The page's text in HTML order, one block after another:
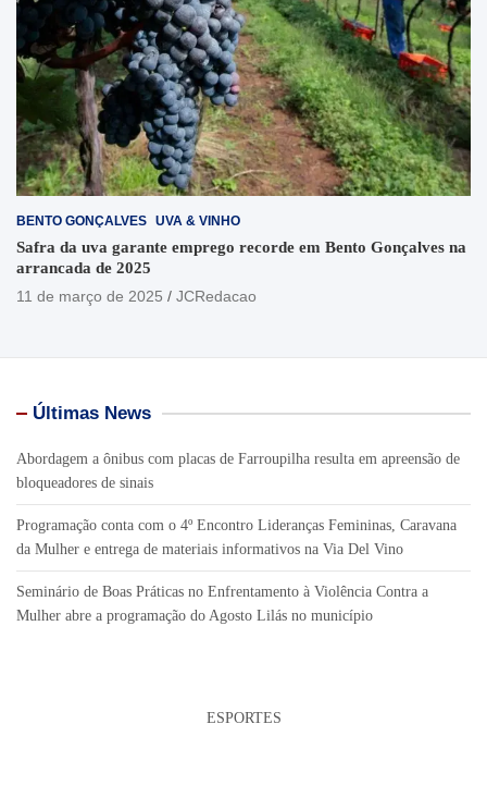
BENTO GONÇALVES UVA & VINHO
Safra da uva garante emprego recorde em Bento Gonçalves na
arrancada de 2025
11 de março de 2025
JCRedacao
Últimas News
Abordagem a ônibus com placas de Farroupilha resulta em apreensão de
bloqueadores de sinais
Programação conta com o 4º Encontro Lideranças Femininas, Caravana
da Mulher e entrega de materiais informativos na Via Del Vino
Seminário de Boas Práticas no Enfrentamento à Violência Contra a
Mulher abre a programação do Agosto Lilás no município
ESPORTES